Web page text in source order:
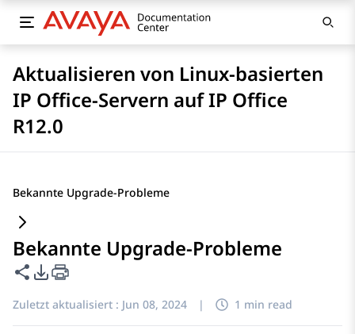
Aktualisieren von Linux-basierten
IP Office-Servern auf IP Office
R12.0
Bekannte Upgrade-Probleme
Bekannte Upgrade-Probleme
Diese Seite teilen
PDF-Exportoptionen
Zuletzt aktualisiert : Jun 08, 2024 | 1 min read